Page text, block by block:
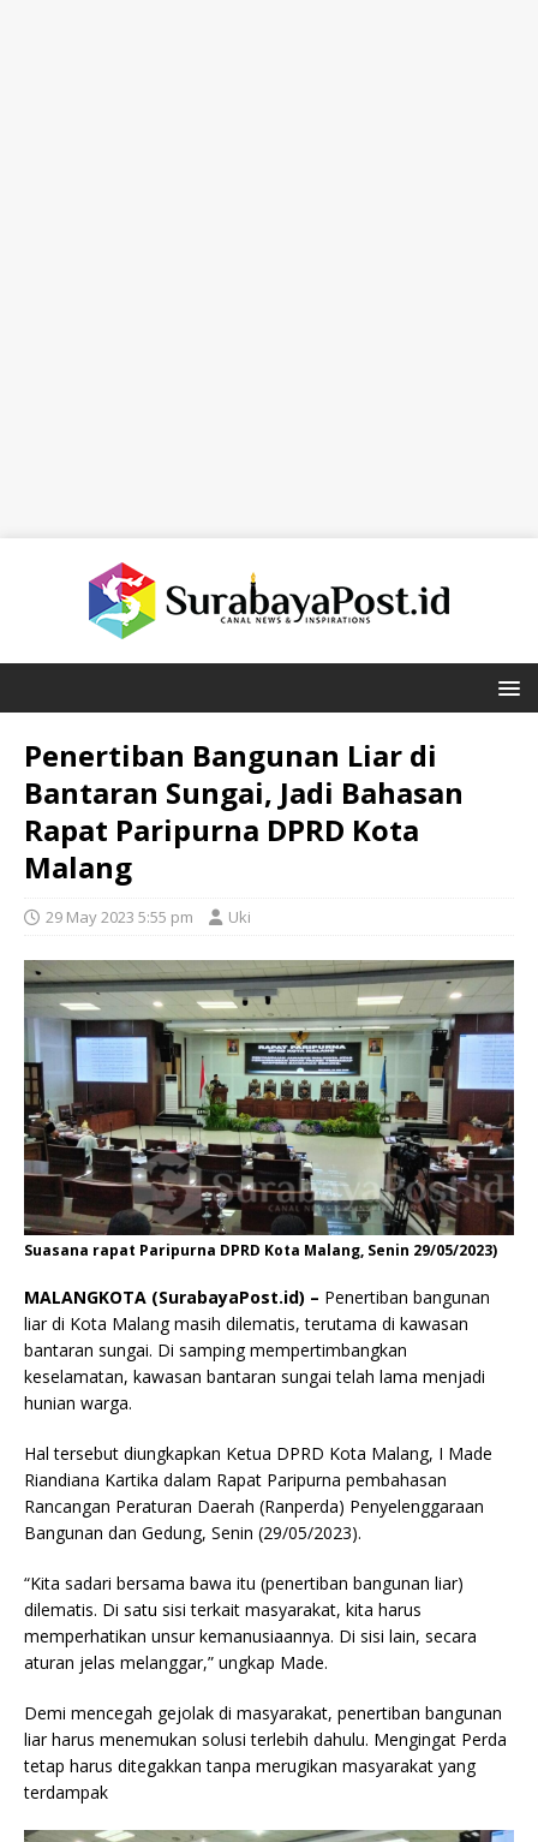
Penertiban Bangunan Liar di
Bantaran Sungai, Jadi Bahasan
Rapat Paripurna DPRD Kota
Malang
29 May 2023 5:55 pm Uki
Suasana rapat Paripurna DPRD Kota Malang, Senin 29/05/2023)
MALANGKOTA (SurabayaPost.id) – Penertiban bangunan
liar di Kota Malang masih dilematis, terutama di kawasan
bantaran sungai. Di samping mempertimbangkan
keselamatan, kawasan bantaran sungai telah lama menjadi
hunian warga.
Hal tersebut diungkapkan Ketua DPRD Kota Malang, I Made
Riandiana Kartika dalam Rapat Paripurna pembahasan
Rancangan Peraturan Daerah (Ranperda) Penyelenggaraan
Bangunan dan Gedung, Senin (29/05/2023).
“Kita sadari bersama bawa itu (penertiban bangunan liar)
dilematis. Di satu sisi terkait masyarakat, kita harus
memperhatikan unsur kemanusiaannya. Di sisi lain, secara
aturan jelas melanggar,” ungkap Made.
Demi mencegah gejolak di masyarakat, penertiban bangunan
liar harus menemukan solusi terlebih dahulu. Mengingat Perda
tetap harus ditegakkan tanpa merugikan masyarakat yang
terdampak